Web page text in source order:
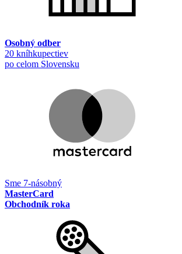
Osobný odber
20 kníhkupectiev
po celom Slovensku
Sme 7-násobný
MasterCard
Obchodník roka